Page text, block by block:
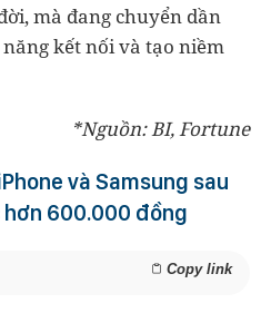
mà đang chuyển dần
kết nối và tạo niềm
*Nguồn: BI, Fortune
và Samsung sau
600.000 đồng
Copy link